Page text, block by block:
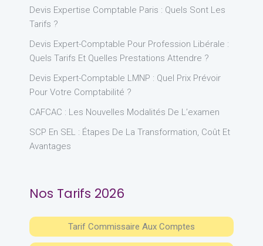
Devis Expertise Comptable Paris : Quels Sont Les
Tarifs ?
Devis Expert-Comptable Pour Profession Libérale :
Quels Tarifs Et Quelles Prestations Attendre ?
Devis Expert-Comptable LMNP : Quel Prix Prévoir
Pour Votre Comptabilité ?
CAFCAC : Les Nouvelles Modalités De L’examen
SCP En SEL : Étapes De La Transformation, Coût Et
Avantages
Nos Tarifs 2026
Tarif Commissaire Aux Comptes